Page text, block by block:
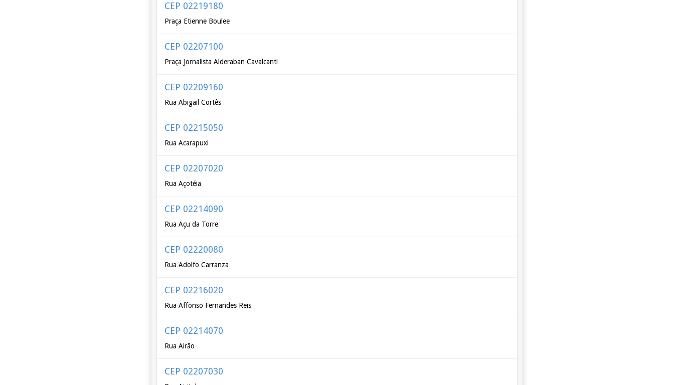
CEP 02219180
Praça Etienne Boulee
CEP 02207100
Praça Jornalista Alderaban Cavalcanti
CEP 02209160
Rua Abigail Cortês
CEP 02215050
Rua Acarapuxi
CEP 02207020
Rua Açotéia
CEP 02214090
Rua Açu da Torre
CEP 02220080
Rua Adolfo Carranza
CEP 02216020
Rua Affonso Fernandes Reis
CEP 02214070
Rua Airão
CEP 02207030